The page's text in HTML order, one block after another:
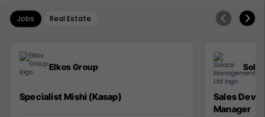
Jobs Real Estate
Elkos Group
Specialist Mishi (Kasap)
Sales
Manager